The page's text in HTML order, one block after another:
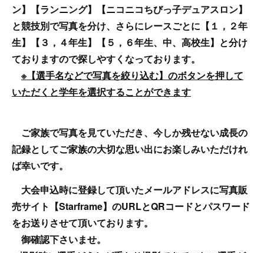
ン】【ランニング】【ニコニコちびっ子デュアスロン】
と競技別で写真を分け、さらにレースごとに【１，２年
生】【３，４年生】【５，６年生、中、高校生】と分け
ておりますので探しやすくなっております。
※【選手名などで写真を絞り込む】のボタンを押して
いただくと学年を選択することができます
ご家族で写真を見ていただき、今しか残せない成長の
記録としてご家族の大切な思い出にお楽しみいただけれ
ば幸いです。
大会申込時に登録して頂いたメールアドレスに写真販
売サイト【Starframe】のURLとQRコードとパスワード
をお送りさせて頂いております。
御確認下さいませ。